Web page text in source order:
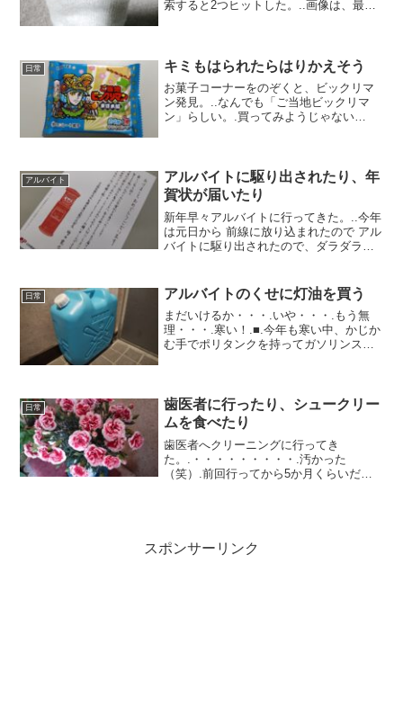
索すると2つヒットした。..画像は、最初
でまさに肉体労働...
日常 キミもはられたらはりかえそう
お菓子コーナーをのぞくと、ビックリマ
ン発見。..なんでも「ご当地ビックリマ
ン」らしい。.買ってみようじゃない
だ。.・・・・・・・・・..・・・・・・
・・・.....
アルバイト
アルバイトに駆り出されたり、年
賀状が届いたり
新年早々アルバイトに行ってきた。..今年
は元日から 前線に放り込まれたので アル
バイトに駆り出されたので、ダラダラと
ートアルバイトにもなると作業している
ところはほぼ外...
日常 アルバイトのくせに灯油を買う
まだいけるか・・・.いや・・・.もう無
理・・・.寒い！.■.今年も寒い中、かじか
む手でポリタンクを持ってガソリンスタ
灯油を買ってきた...
日常
歯医者に行ったり、シュークリー
ムを食べたり
歯医者へクリーニングに行ってき
た。.・・・・・・・・・.汚かった
（笑）.前回行ってから5か月くらいだろ
スポンサーリンク